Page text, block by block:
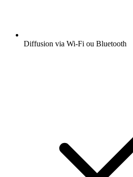
Diffusion via Wi-Fi ou Bluetooth